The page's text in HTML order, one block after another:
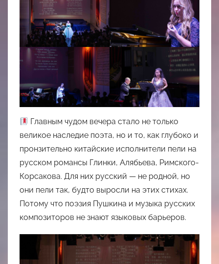
Главным чудом вечера стало не только
великое наследие поэта, но и то, как глубоко и
пронзительно китайские исполнители пели на
русском романсы Глинки, Алябьева, Римского-
Корсакова. Для них русский — не родной, но
они пели так, будто выросли на этих стихах.
Потому что поэзия Пушкина и музыка русских
композиторов не знают языковых барьеров.